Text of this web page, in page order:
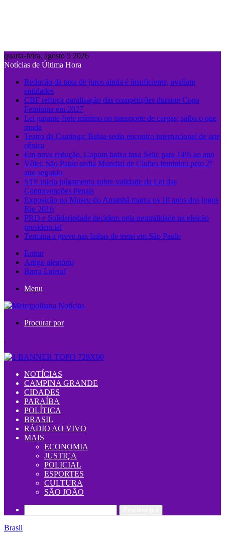
quarta-feira, agosto 5 2026
Notícias de Última Hora
Redução da taxa de juros ainda é insuficiente, avaliam
entidades
CBF reforça paralisação das competições durante Copa
Feminina em 2027
Lei garante frete mínimo no transporte de cargas; saiba o que
muda
Teatro da Caatinga: Bahia sedia encontro internacional de arte
cênica
Em nova redução, Copom baixa taxa Selic para 14% ao ano
Vôlei: São Paulo sedia Mundial de Clubes feminino pelo 2º
ano seguido
STF inicia julgamento sobre validade da Lei das
Contravenções Penais
Exposição no Museu do Amanhã marca os 10 anos dos jogos
Rio 2016
PRD e Solidariedade decidem pela neutralidade na eleição
presidencial
Termina a greve nas linhas de trens em São Paulo
Entrar
Artigo aleatório
Barra Lateral
Menu
Procurar por
.
NOTÍCIAS
CAMPINA GRANDE
CIDADES
PARAÍBA
POLÍTICA
BRASIL
RÁDIO AO VIVO
MAIS
ECONOMIA
JUSTIÇA
POLICIAL
ESPORTES
CULTURA
SÃO JOÃO
Brasil